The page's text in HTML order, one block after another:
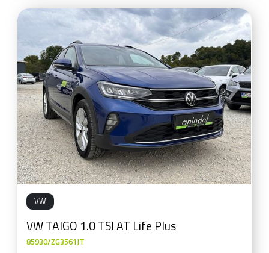
VW
VW TAIGO 1.0 TSI AT Life Plus
85930/ZG3561JT